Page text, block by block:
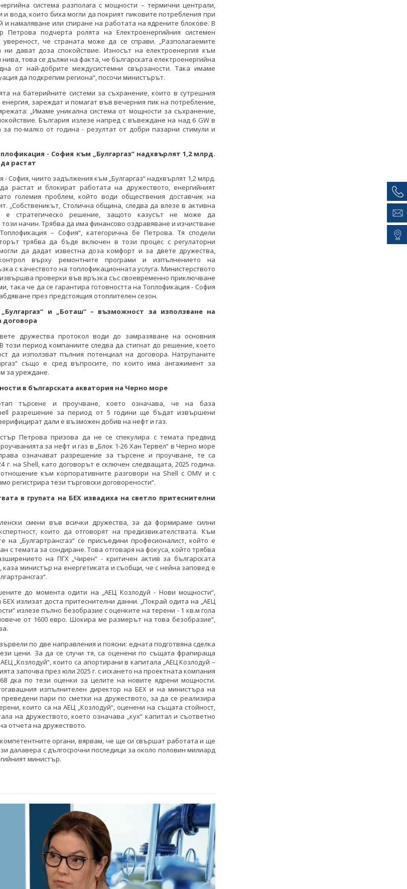
система разполага с мощности – термични централи,
и вода, които биха могли да покрият пиковите потребления при
и намаляване или спиране на работата на ядрените блокове. В
Петрова подчерта ролята на Електроенергийния системен
че страната може да се справи. „Разполагаемите
ни дават доза спокойствие. Износът на електроенергия към
това се дължи на факта, че българската електроенергийна
от най-добрите междусистемни свързаности. Така имаме
да подкрепим региона“, посочи министърът.
на батерийните системи за съхранение, които в сутрешния
зареждат и помагат във вечерния пик на потребление,
„Имаме уникална система от мощности за съхранение,
България излезе напред с въвеждане на над 6 GW в
за по-малко от година - резултат от добри пазарни стимули и
- София към „Булгаргаз“ надхвърлят 1,2 млрд.
растат
- София, чиито задължения към „Булгаргаз“ надхвърлят 1,2 млрд.
растат и блокират работата на дружеството, енергийният
големия проблем, който води обществения доставчик на
„Собственикът, Столична община, следва да влезе в активна
е стратегическо решение, защото казусът не може да
начин. Трябва да има финансово оздравяване и изчистване
– София“, категорична бе Петрова. Тя сподели
трябва да бъде включен в този процес с регулаторни
да дадат известна доза комфорт и за двете дружества,
върху ремонтните програми и изпълнението на
с качеството на топлофикационната услуга. Министерството
проверки във връзка със своевременно приключване
така че да се гарантира готовността на Топлофикация - София
през предстоящия отоплителен сезон.
и „Боташ“ – възможност за използване на
договора
дружества протокол води до замразяване на основния
този период компаниите следва да стигнат до решение, което
да използват пълния потенциал на договора. Натрупаните
също е сред въпросите, по които има ангажимент за
за уреждане.
в българската акватория на Черно море
търсене и проучване, което означава, че на база
разрешение за период от 5 години ще бъдат извършени
дали е възможен добив на нефт и газ.
Петрова призова да не се спекулира с темата предвид
за нефт и газ в „Блок 1-26 Хан Тервел“ в Черно море
означават разрешение за търсене и проучване, те са
г. на Shell, като договорът е сключен следващата, 2025 година.
към корпоративните разговори на Shell с OMV и с
регистрира тези търговски договорености“.
в групата на БЕХ извадиха на светло притеснителни
смени във всички дружества, за да формираме силни
които да отговорят на предизвикателствата. Към
на „Булгартрансгаз“ се присъедини професионалист, който е
с темата за сондиране. Това отговаря на фокуса, който трябва
на ПГХ „Чирен“ - критичен актив за българската
каза министър на енергетиката и съобщи, че с нейна заповед е
до момента одити на „АЕЦ Козлодуй - Нови мощности“,
излизат доста притеснителни данни. „Покрай одита на „АЕЦ
излезе пълно безобразие с оценките на терени - 1 кв.м гола
от 1600 евро. Шокира ме размерът на това безобразие“,
по две направления и поясни: едната подготвяна сделка
цени. За да се случи тя, са оценени по същата фрапираща
„Козлодуй“, които са апортирани в капитала „АЕЦ Козлодуй –
започва през юли 2025 г. с искането на проектната компания
дка по тези оценки за целите на новите ядрени мощности.
изпълнителен директор на БЕХ и на министъра на
пари по сметки на дружеството, за да се реализира
които са на АЕЦ „Козлодуй“, оценени на същата стойност,
на дружеството, което означава „кух“ капитал и съответно
отчета на дружеството.
органи, вярвам, че ще си свършат работата и ще
далавера с дългосрочни последици за около половин милиард
министър.